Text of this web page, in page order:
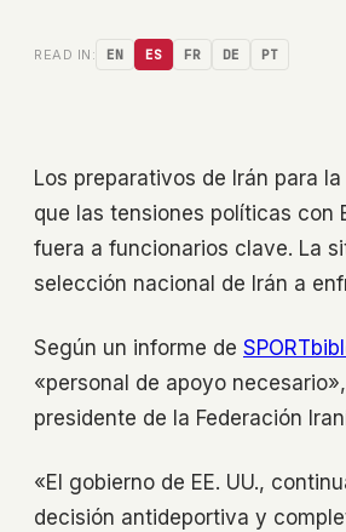
READ IN: EN ES FR DE PT
Los preparativos de Irán para
que las tensiones políticas con
fuera a funcionarios clave. La
selección nacional de Irán a
Según un informe de
«personal de apoyo
presidente de la Federación
«El gobierno de EE. UU.,
decisión antideportiva y